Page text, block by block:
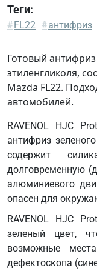
Ford
M97B55
Mazda
FL22
Coolant
coolant
16218
Suzuki
Longlife
Coolant
Теги:
#FL22 #антифриз
Готовый
этиленгликоля,
Mazda FL22.
автомобилей.
RAVENOL HJC
антифриз
содержит
долговременную
алюминиевого
опасен для
RAVENOL HJC
зеленый цвет,
возможные
дефектоскопа